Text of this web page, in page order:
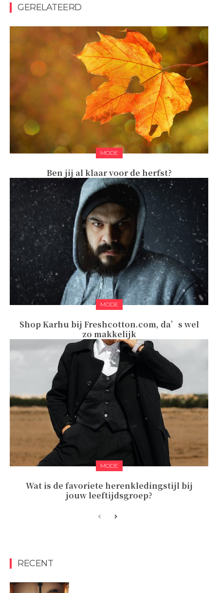
GERELATEERD
MODE
Ben jij al klaar voor de herfst?
MODE
Shop Karhu bij Freshcotton.com, da’s wel
zo makkelijk
MODE
Wat is de favoriete herenkledingstijl bij
jouw leeftijdsgroep?
RECENT